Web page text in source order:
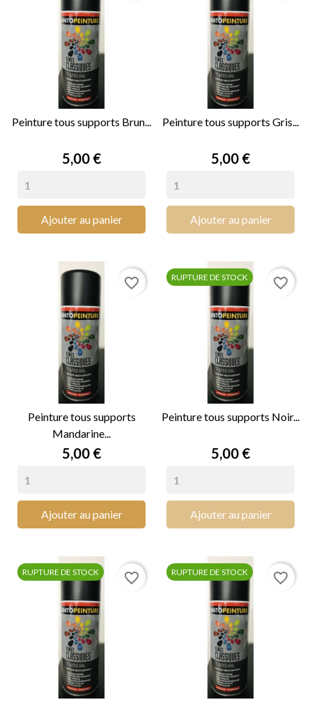
Peinture tous supports Brun...
Prix
5,00 €
Ajouter au panier
Peinture tous supports Gris...
Prix
5,00 €
Ajouter au panier
Peinture tous supports
Mandarine...
Prix
5,00 €
Ajouter au panier
favorite_border
Peinture tous supports Noir...
Prix
5,00 €
Ajouter au panier
RUPTURE DE STOCK favorite_border
RUPTURE DE STOCK favorite_border RUPTURE DE STOCK favorite_border